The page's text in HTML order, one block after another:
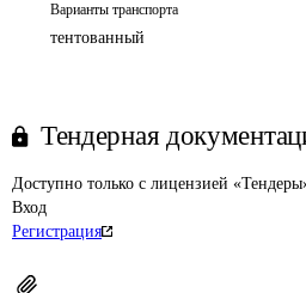
Варианты транспорта
тентованный
Тендерная
Доступно только с лицензией
Вход
Регистрация